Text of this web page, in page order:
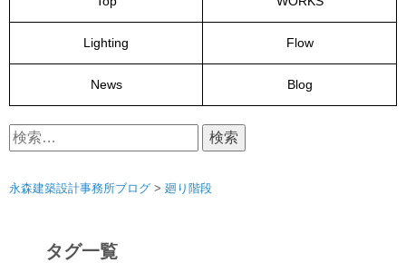
Lighting Flow
News Blog
検
索:
永森建築設計事務所ブログ > 廻り階段
タグ一覧